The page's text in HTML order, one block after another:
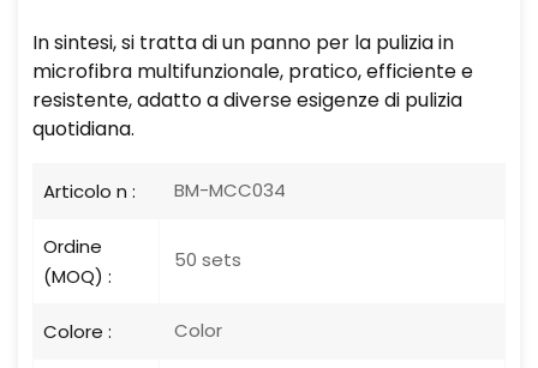
In sintesi, si tratta di un panno per la pulizia in
microfibra multifunzionale, pratico, efficiente e
resistente, adatto a diverse esigenze di pulizia
quotidiana.
Articolo n : BM-MCC034
Ordine
(MOQ) :
50 sets
Colore : Color